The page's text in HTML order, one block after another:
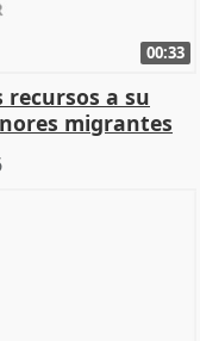
00:33
a su
migrantes